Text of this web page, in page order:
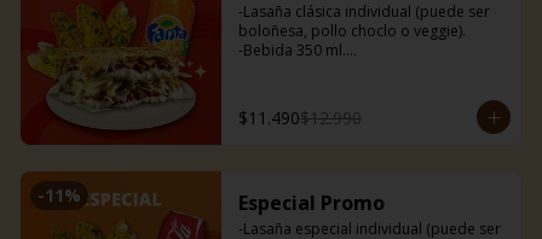
-Lasaña clásica individual (puede ser
boloñesa, pollo choclo o veggie).
-Bebida 350 ml.
$11.490$12.990
-11% Especial Promo
-Lasaña especial individual (puede ser